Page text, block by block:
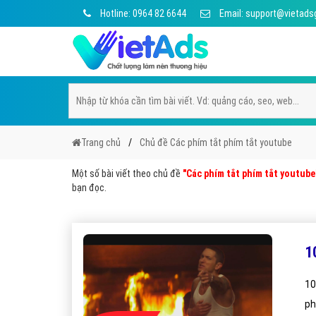
Hotline: 0964 82 6644 Email:
Trang chủ Chủ đề Các phím tắt phím tắt youtube
Một số bài viết theo chủ đề "Các phím tắt phím tắt
bạn đọc.